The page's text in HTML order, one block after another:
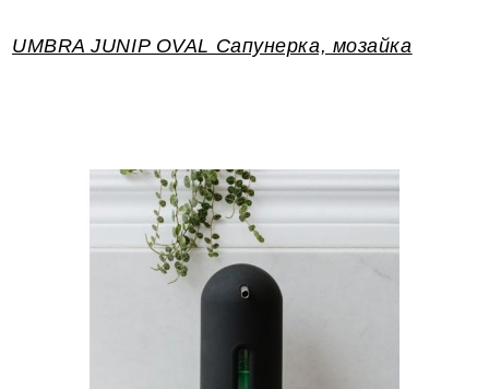
UMBRA JUNIP OVAL Сапунерка, мозайка